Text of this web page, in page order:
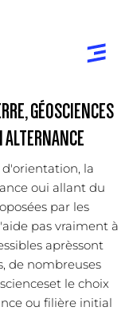
GÉOSCIENCES
ALTERNANCE
la
oui allant du
par les
pas vraiment à
aprèssont
de nombreuses
le choix
ou filière initial